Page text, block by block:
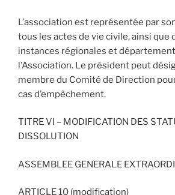
L’association est représentée par
tous les actes de vie civile, ainsi que
instances régionales et
l’Association. Le président peut
membre du Comité de Direction
cas d’empêchement.
TITRE VI – MODIFICATION DES
DISSOLUTION
ASSEMBLEE GENERALE
ARTICLE 10 (modification)